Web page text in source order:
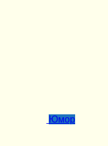
Юмор